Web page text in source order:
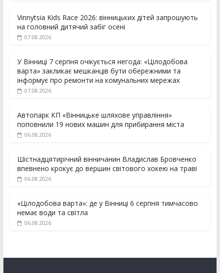
Vinnytsia Kids Race 2026: вінницьких дітей запрошують
на головний дитячий забіг осені
07.08.2026
У Вінниці 7 серпня очікується негода: «Цілодобова
варта» закликає мешканців бути обережними та
інформує про ремонти на комунальних мережах
07.08.2026
Автопарк КП «Вінницьке шляхове управління»
поповнили 19 нових машин для прибирання міста
06.08.2026
Шістнадцятирічний вінничанин Владислав Бровченко
впевнено крокує до вершин світового хокею на траві
06.08.2026
«Цілодобова варта»: де у Вінниці 6 серпня тимчасово
немає води та світла
06.08.2026